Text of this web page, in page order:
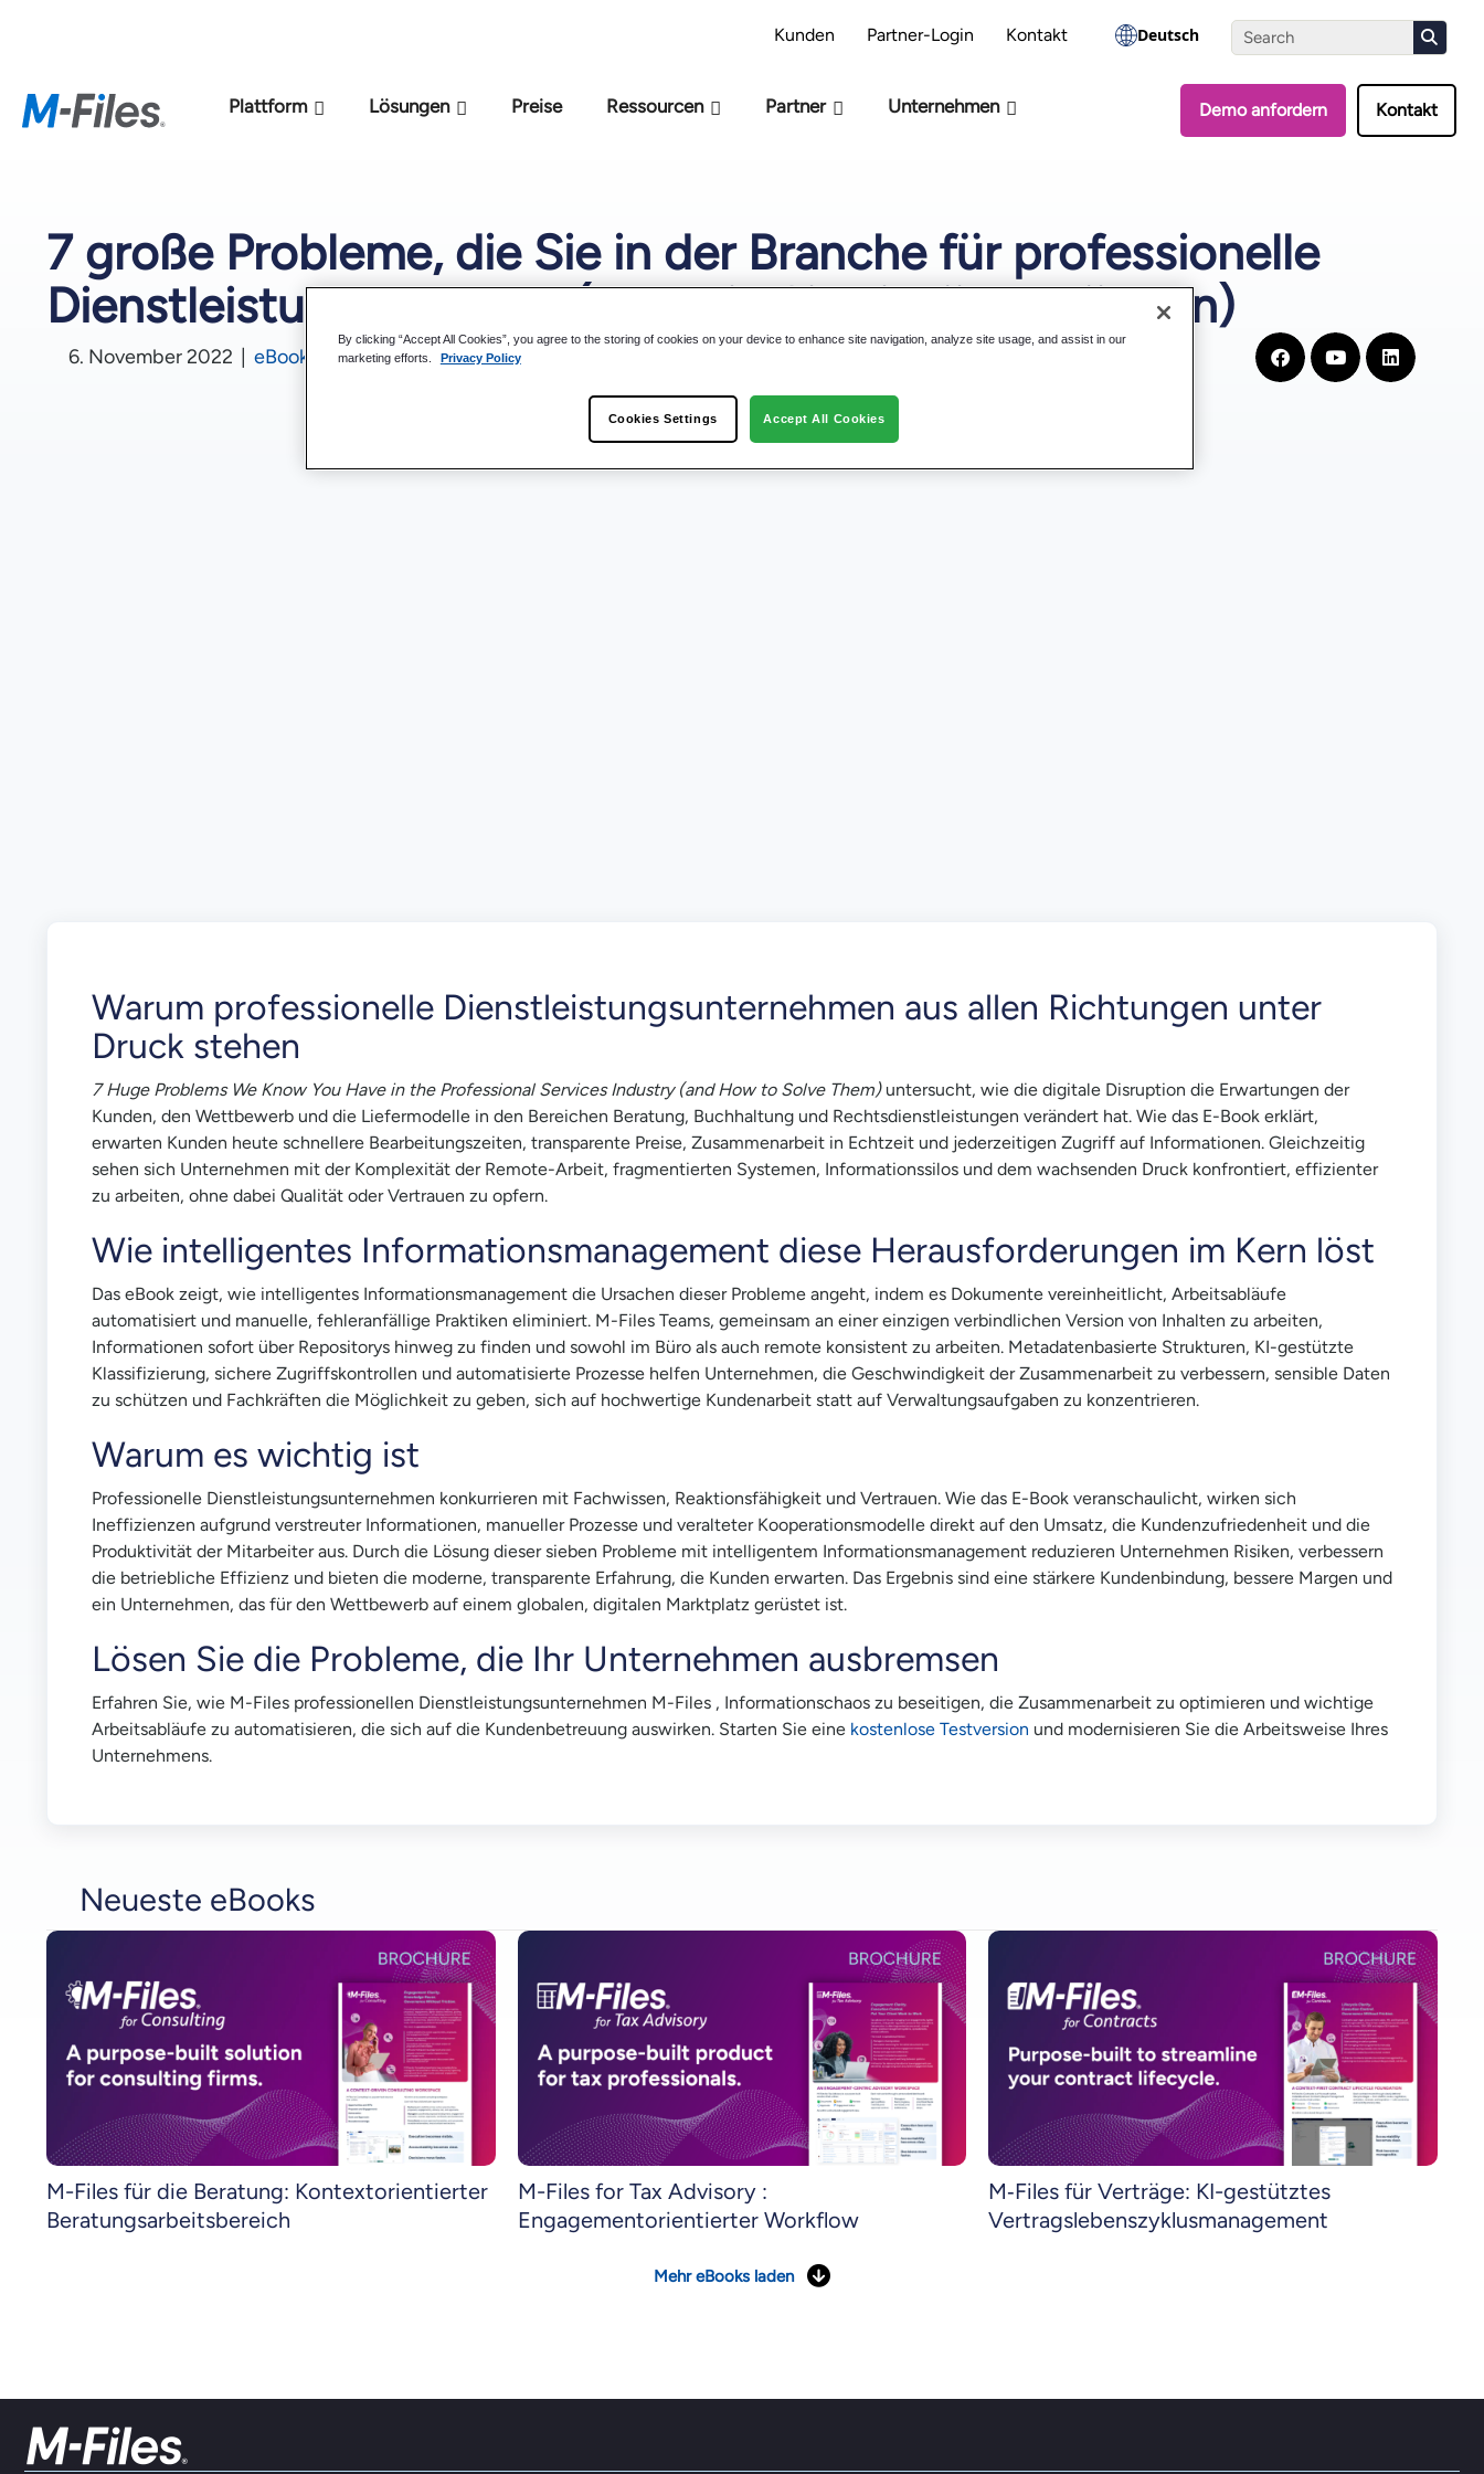
Kunden Partner-Login Kontakt Deutsch
Plattform Lösungen Preise Ressourcen Partner Unternehmen Demo anfordern Kontakt
7 große Probleme, die Sie in der Branche für professionelle
Dienstleistungen haben (und wie Sie sie lösen können)
6. November 2022 eBooks
Datei herunterladen:
Warum professionelle Dienstleistungsunternehmen aus allen Richtungen unter
Druck stehen
7 Huge Problems We Know You Have in the Professional Services Industry (and How to Solve Them)untersucht, wie die digitale Disruption die Erwartungen der
Kunden, den Wettbewerb und die Liefermodelle in den Bereichen Beratung, Buchhaltung und Rechtsdienstleistungen verändert hat. Wie das E-Book erklärt,
erwarten Kunden heute schnellere Bearbeitungszeiten, transparente Preise, Zusammenarbeit in Echtzeit und jederzeitigen Zugriff auf Informationen. Gleichzeitig
sehen sich Unternehmen mit der Komplexität der Remote-Arbeit, fragmentierten Systemen, Informationssilos und dem wachsenden Druck konfrontiert, effizienter
zu arbeiten, ohne dabei Qualität oder Vertrauen zu opfern.
Wie intelligentes Informationsmanagement diese Herausforderungen im Kern löst
Das eBook zeigt, wie intelligentes Informationsmanagement die Ursachen dieser Probleme angeht, indem es Dokumente vereinheitlicht, Arbeitsabläufe
automatisiert und manuelle, fehleranfällige Praktiken eliminiert. M-Files Teams, gemeinsam an einer einzigen verbindlichen Version von Inhalten zu arbeiten,
Informationen sofort über Repositorys hinweg zu finden und sowohl im Büro als auch remote konsistent zu arbeiten. Metadatenbasierte Strukturen, KI-gestützte
Klassifizierung, sichere Zugriffskontrollen und automatisierte Prozesse helfen Unternehmen, die Geschwindigkeit der Zusammenarbeit zu verbessern, sensible Daten
zu schützen und Fachkräften die Möglichkeit zu geben, sich auf hochwertige Kundenarbeit statt auf Verwaltungsaufgaben zu konzentrieren.
Warum es wichtig ist
Professionelle Dienstleistungsunternehmen konkurrieren mit Fachwissen, Reaktionsfähigkeit und Vertrauen. Wie das E-Book veranschaulicht, wirken sich
Ineffizienzen aufgrund verstreuter Informationen, manueller Prozesse und veralteter Kooperationsmodelle direkt auf den Umsatz, die Kundenzufriedenheit und die
Produktivität der Mitarbeiter aus. Durch die Lösung dieser sieben Probleme mit intelligentem Informationsmanagement reduzieren Unternehmen Risiken, verbessern
die betriebliche Effizienz und bieten die moderne, transparente Erfahrung, die Kunden erwarten. Das Ergebnis sind eine stärkere Kundenbindung, bessere Margen und
ein Unternehmen, das für den Wettbewerb auf einem globalen, digitalen Marktplatz gerüstet ist.
Lösen Sie die Probleme, die Ihr Unternehmen ausbremsen
Erfahren Sie, wie M-Files professionellen Dienstleistungsunternehmen M-Files , Informationschaos zu beseitigen, die Zusammenarbeit zu optimieren und wichtige
Arbeitsabläufe zu automatisieren, die sich auf die Kundenbetreuung auswirken. Starten Sie eine kostenlose Testversion und modernisieren Sie die Arbeitsweise Ihres
Unternehmens.
Neueste eBooks
M-Files für die Beratung: Kontextorientierter
Beratungsarbeitsbereich
M-Files for Tax Advisory :
Engagementorientierter Workflow
M‑Files für Verträge: KI-gestütztes
Vertragslebenszyklusmanagement
Mehr eBooks laden
Neues M-Files-KI-Bereitschaftsmodell – Sind Sie bereit für KI? Assessment starten
By clicking “Accept All Cookies”, you agree to the storing of cookies on your device to enhance site navigation, analyze site usage, and assist in our
marketing efforts.
Privacy Policy
Cookies Settings Accept All Cookies